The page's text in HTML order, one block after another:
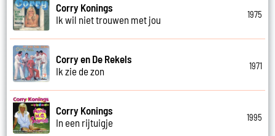
Corry Konings
Ik wil niet trouwen met jou
1975
Corry en De Rekels
Ik zie de zon
1971
Corry Konings
In een rijtuigje
1995